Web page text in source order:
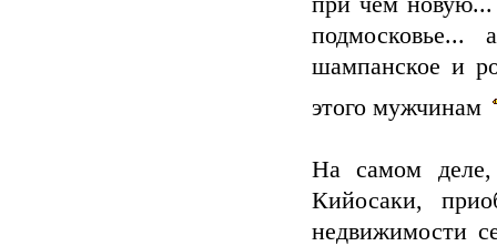
шампанское и
этого мужчинам
На самом
Кийосаки,
недвижимости